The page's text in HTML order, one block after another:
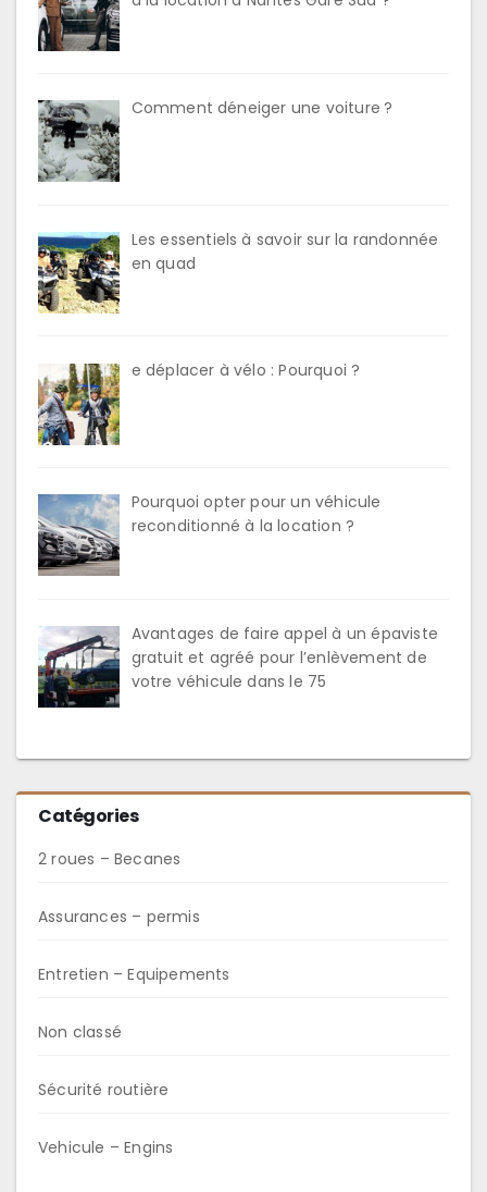
Comment déneiger une voiture ?
Les essentiels à savoir sur la randonnée
en quad
e déplacer à vélo : Pourquoi ?
Pourquoi opter pour un véhicule
reconditionné à la location ?
Avantages de faire appel à un épaviste
gratuit et agréé pour l’enlèvement de
votre véhicule dans le 75
Catégories
2 roues – Becanes
Assurances – permis
Entretien – Equipements
Non classé
Sécurité routière
Vehicule – Engins